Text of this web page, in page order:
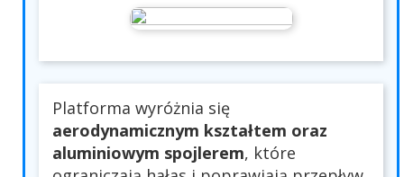
Platforma wyróżnia się
aerodynamicznym kształtem oraz
aluminiowym spojlerem, które